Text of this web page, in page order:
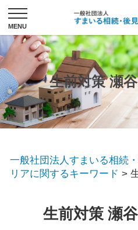
生前対策 瀬
一般社団法人すまいる相続
リアに関するキーワード >
生前対策 瀬